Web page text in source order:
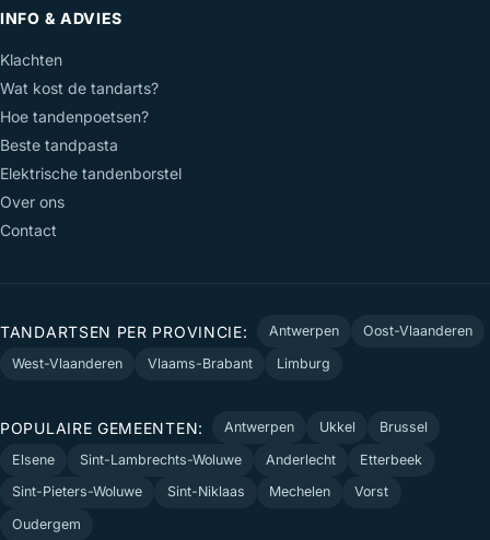
INFO & ADVIES
Klachten
Wat kost de tandarts?
Hoe tandenpoetsen?
Beste tandpasta
Elektrische tandenborstel
Over ons
Contact
TANDARTSEN PER PROVINCIE: Antwerpen
Oost-Vlaanderen
West-Vlaanderen
Vlaams-Brabant Limburg
POPULAIRE GEMEENTEN: Antwerpen Ukkel
Brussel
Elsene
Sint-Lambrechts-Woluwe Anderlecht
Etterbeek
Sint-Pieters-Woluwe
Sint-Niklaas Mechelen
Vorst
Oudergem